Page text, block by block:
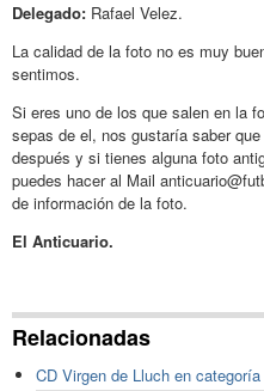
Delegado: Rafael Velez.
La calidad de la foto no es muy
sentimos.
Si eres uno de los que salen en la
sepas de el, nos gustaría saber
después y si tienes alguna foto
puedes hacer al Mail
de información de la foto.
El Anticuario.
Relacionadas
CD Virgen de Lluch en